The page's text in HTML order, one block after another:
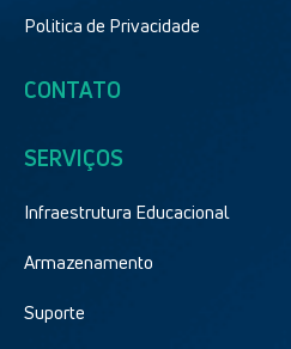
Politica de Privacidade
CONTATO
SERVIÇOS
Infraestrutura Educacional
Armazenamento
Suporte